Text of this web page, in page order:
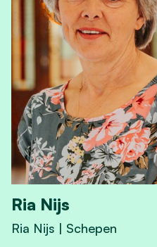
Ria Nijs
Ria Nijs | Schepen